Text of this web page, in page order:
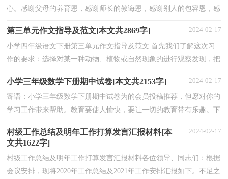
心。感谢父母的养育恩，感谢师长的教诲恩，感谢别人的包容恩，感
第三单元作文指导及范文[本文共2869字] 2024-02-17
小学四年级语文下册第三单元作文指导及范文 首先我们了解这次习
作的要求：选择对某一种动物、植物或自然现象的进行观察发现，把
小学三年级数学下册期中试卷[本文共2153字] 2024-02-17
寄语：小学三年级数学下册期中试卷为的会员投稿推荐，但愿对你的
学习工作带来帮助。教育要使人愉快，要让一切的教育带有乐趣。下
村级工作总结及明年工作打算发言汇报材料[本
文共1622字]
2024-02-17
村级工作总结及明年工作打算发言汇报材料各位领导、同志们：根据
会议安排，现将2020年工作总结及2021年工作安排汇报如下。不足之